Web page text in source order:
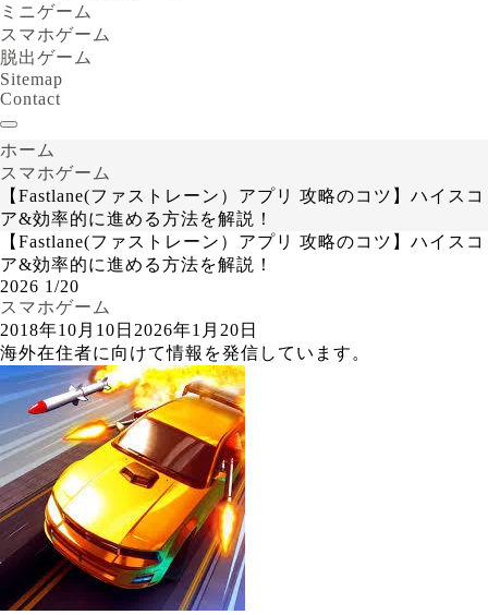
ミニゲーム
スマホゲーム
脱出ゲーム
Sitemap
Contact
ホーム
スマホゲーム
【Fastlane(ファストレーン）アプリ 攻略のコツ】ハイスコ
ア&効率的に進める方法を解説！
【Fastlane(ファストレーン）アプリ 攻略のコツ】ハイスコ
ア&効率的に進める方法を解説！
2026 1/20
スマホゲーム
2018年10月10日 2026年1月20日
海外在住者に向けて情報を発信しています。